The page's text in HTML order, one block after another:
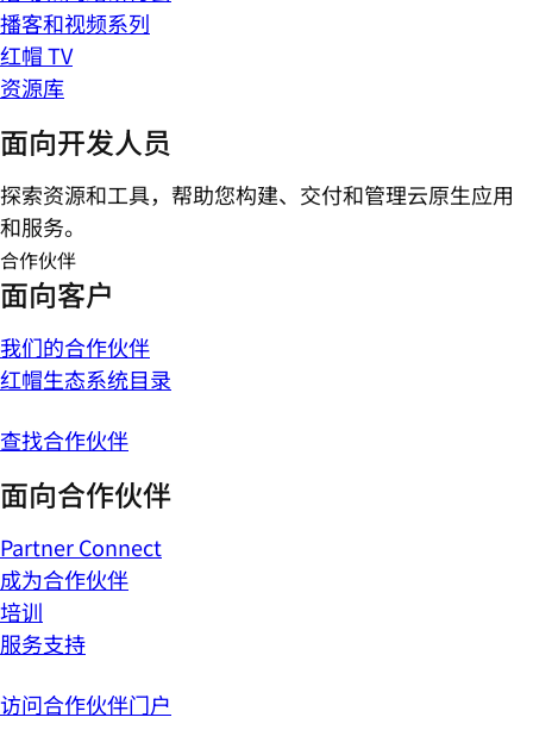
播客和视频系列
红帽 TV
资源库
面向开发人员
探索资源和工具，帮助您构建、交付和管理云原生应用
和服务。
合作伙伴
面向客户
我们的合作伙伴
红帽生态系统目录
查找合作伙伴
面向合作伙伴
Partner Connect
成为合作伙伴
培训
服务支持
访问合作伙伴门户